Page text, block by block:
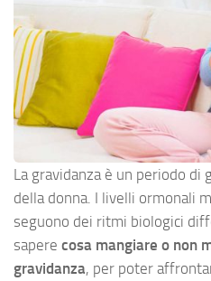
La gravidanza è un periodo
della donna. I livelli ormonali
seguono dei ritmi biologici
sapere cosa mangiare o non
gravidanza, per poter